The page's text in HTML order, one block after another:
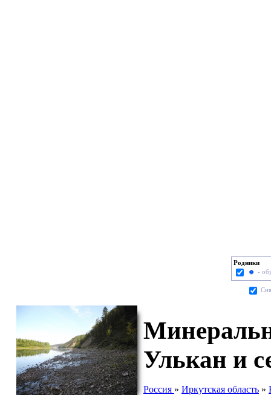
Родники
-
Улькан и
Россия » Иркутская область »